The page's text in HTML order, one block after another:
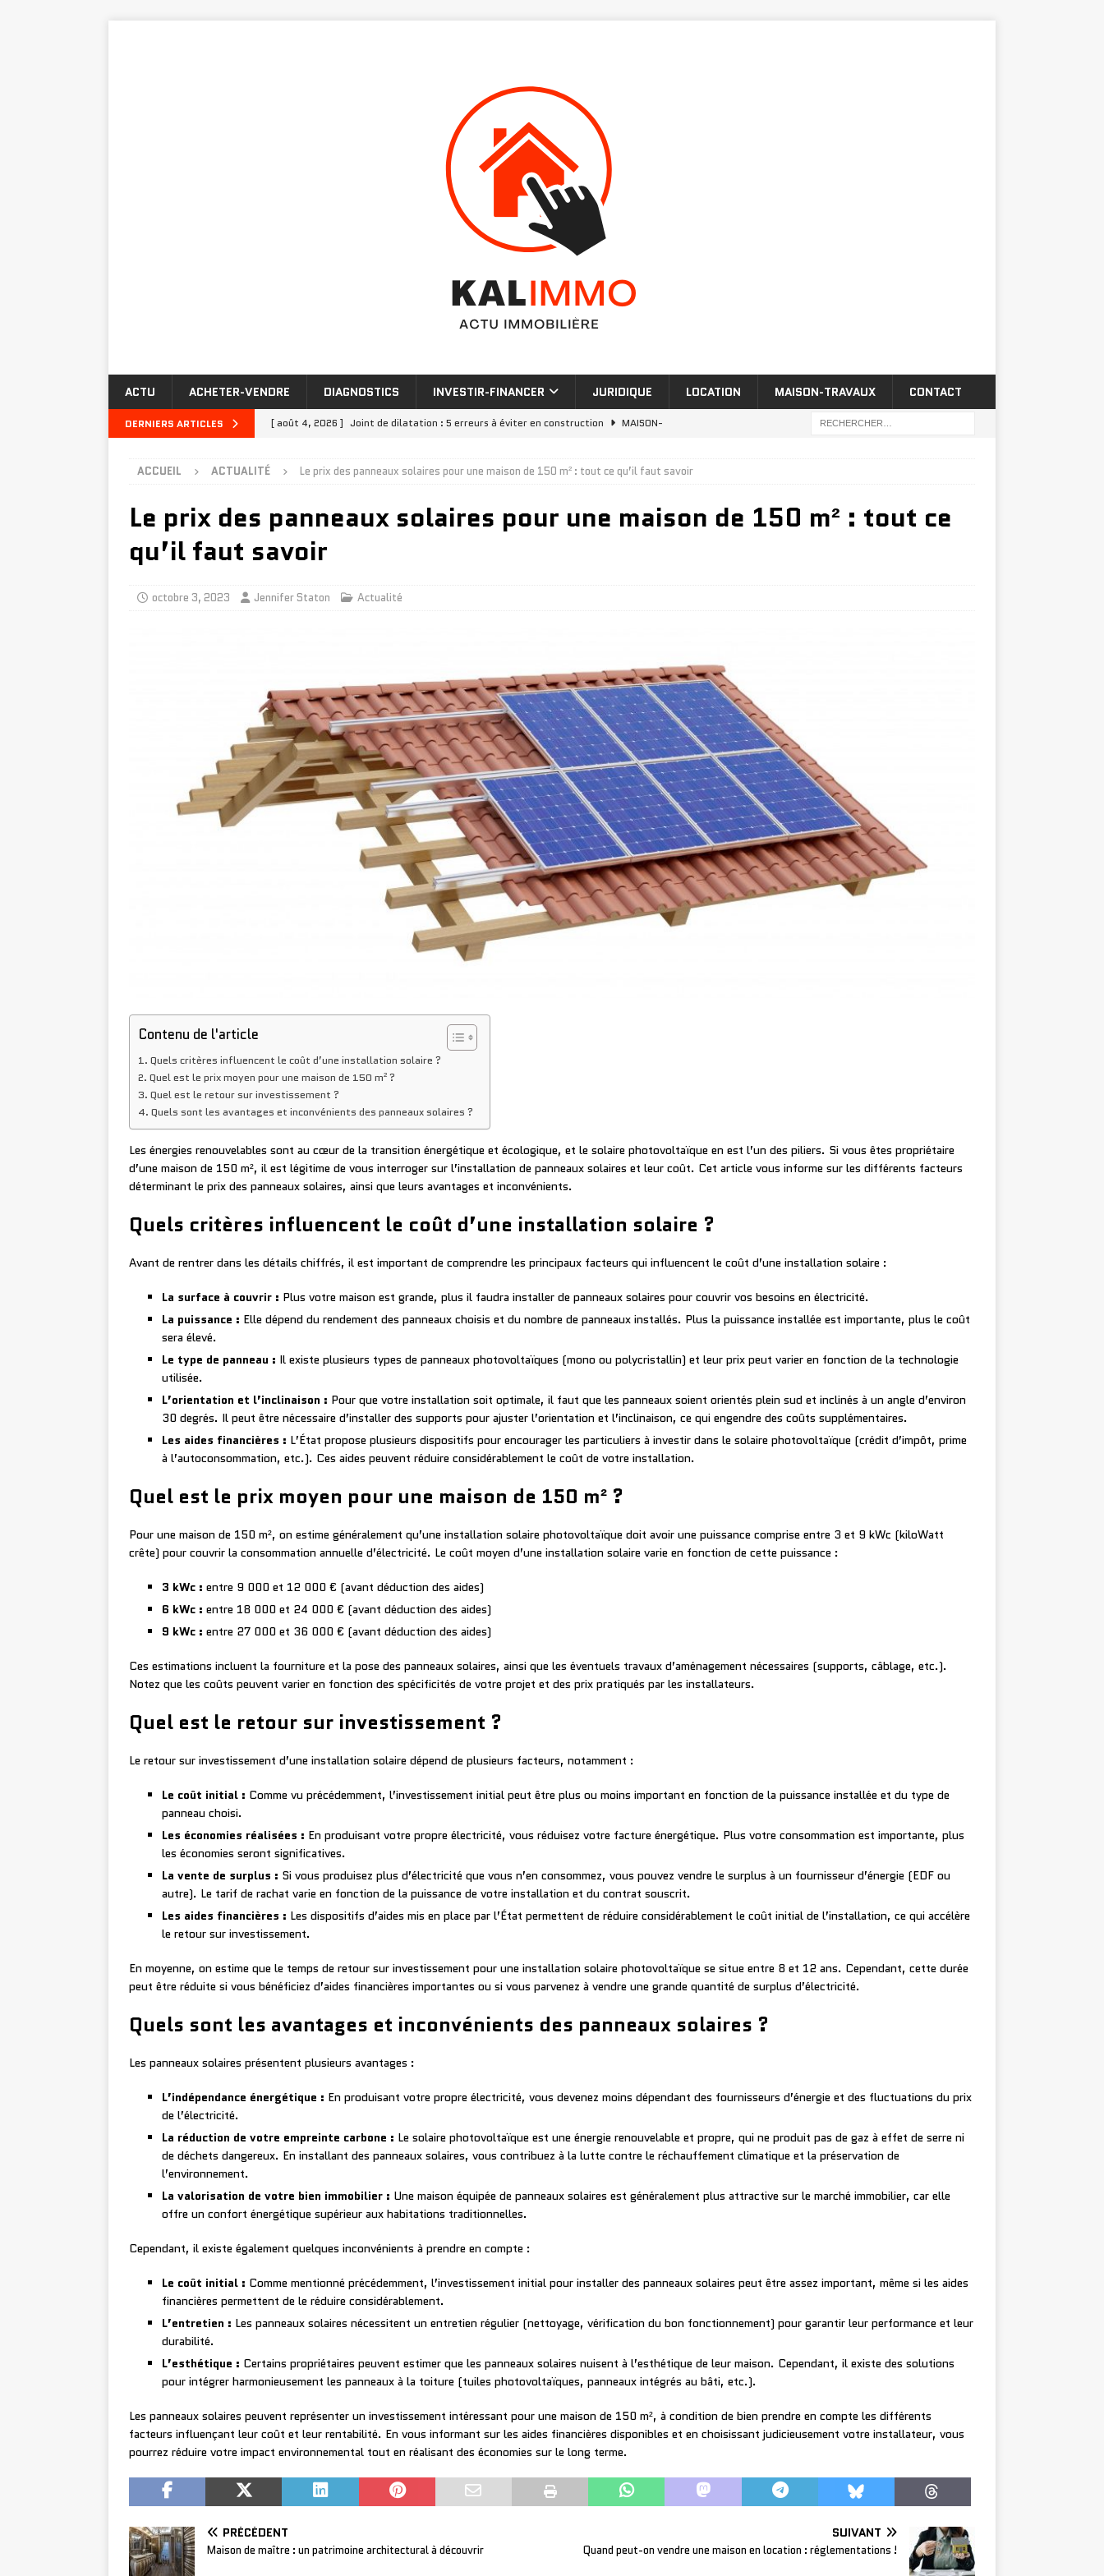
ACTU ACHETER-VENDRE DIAGNOSTICS INVESTIR-FINANCER JURIDIQUE LOCATION MAISON-TRAVAUX CONTACT
DERNIERS ARTICLES [ août 4, 2026 ] Joint de dilatation : 5 erreurs à éviter en construction
MAISON-
[ juillet 31, 2026 ] Peut-on installer cheminée en appartement
MAISON-TRAVAUX
Quelle aide isolation extérieur pour vos travaux de rénovation
MAISON-TRAVAUX
[ juillet 23, 2026 ]
INVESTIR-FINANCER
ACCUEIL ACTUALITÉ Le prix des panneaux solaires pour une maison de 150 m² : tout ce qu’il faut savoir
Le prix des panneaux solaires pour une maison de 150 m² : tout ce
qu’il faut savoir
octobre 3, 2023 Jennifer Staton Actualité
Contenu de l'article
Quels critères influencent le coût d’une installation solaire ?
Quel est le prix moyen pour une maison de 150 m² ?
Quel est le retour sur investissement ?
Quels sont les avantages et inconvénients des panneaux solaires ?
Les énergies renouvelables sont au cœur de la transition énergétique et écologique, et le solaire photovoltaïque en est l’un des piliers. Si vous êtes propriétaire
d’une maison de 150 m², il est légitime de vous interroger sur l’installation de panneaux solaires et leur coût. Cet article vous informe sur les différents facteurs
déterminant le prix des panneaux solaires, ainsi que leurs avantages et inconvénients.
Quels critères influencent le coût d’une installation solaire ?
Avant de rentrer dans les détails chiffrés, il est important de comprendre les principaux facteurs qui influencent le coût d’une installation solaire :
La surface à couvrir : Plus votre maison est grande, plus il faudra installer de panneaux solaires pour couvrir vos besoins en électricité.
La puissance : Elle dépend du rendement des panneaux choisis et du nombre de panneaux installés. Plus la puissance installée est importante, plus le coût
sera élevé.
Le type de panneau : Il existe plusieurs types de panneaux photovoltaïques (mono ou polycristallin) et leur prix peut varier en fonction de la technologie
utilisée.
L’orientation et l’inclinaison : Pour que votre installation soit optimale, il faut que les panneaux soient orientés plein sud et inclinés à un angle d’environ
30 degrés. Il peut être nécessaire d’installer des supports pour ajuster l’orientation et l’inclinaison, ce qui engendre des coûts supplémentaires.
Les aides financières : L’État propose plusieurs dispositifs pour encourager les particuliers à investir dans le solaire photovoltaïque (crédit d’impôt, prime
à l’autoconsommation, etc.). Ces aides peuvent réduire considérablement le coût de votre installation.
Quel est le prix moyen pour une maison de 150 m² ?
Pour une maison de 150 m², on estime généralement qu’une installation solaire photovoltaïque doit avoir une puissance comprise entre 3 et 9 kWc (kiloWatt
crête) pour couvrir la consommation annuelle d’électricité. Le coût moyen d’une installation solaire varie en fonction de cette puissance :
3 kWc : entre 9 000 et 12 000 € (avant déduction des aides)
6 kWc : entre 18 000 et 24 000 € (avant déduction des aides)
9 kWc : entre 27 000 et 36 000 € (avant déduction des aides)
Ces estimations incluent la fourniture et la pose des panneaux solaires, ainsi que les éventuels travaux d’aménagement nécessaires (supports, câblage, etc.).
Notez que les coûts peuvent varier en fonction des spécificités de votre projet et des prix pratiqués par les installateurs.
Quel est le retour sur investissement ?
Le retour sur investissement d’une installation solaire dépend de plusieurs facteurs, notamment :
Le coût initial : Comme vu précédemment, l’investissement initial peut être plus ou moins important en fonction de la puissance installée et du type de
panneau choisi.
Les économies réalisées : En produisant votre propre électricité, vous réduisez votre facture énergétique. Plus votre consommation est importante, plus
les économies seront significatives.
La vente de surplus : Si vous produisez plus d’électricité que vous n’en consommez, vous pouvez vendre le surplus à un fournisseur d’énergie (EDF ou
autre). Le tarif de rachat varie en fonction de la puissance de votre installation et du contrat souscrit.
Les aides financières : Les dispositifs d’aides mis en place par l’État permettent de réduire considérablement le coût initial de l’installation, ce qui accélère
le retour sur investissement.
En moyenne, on estime que le temps de retour sur investissement pour une installation solaire photovoltaïque se situe entre 8 et 12 ans. Cependant, cette durée
peut être réduite si vous bénéficiez d’aides financières importantes ou si vous parvenez à vendre une grande quantité de surplus d’électricité.
Quels sont les avantages et inconvénients des panneaux solaires ?
Les panneaux solaires présentent plusieurs avantages :
L’indépendance énergétique : En produisant votre propre électricité, vous devenez moins dépendant des fournisseurs d’énergie et des fluctuations du prix
de l’électricité.
La réduction de votre empreinte carbone : Le solaire photovoltaïque est une énergie renouvelable et propre, qui ne produit pas de gaz à effet de serre ni
de déchets dangereux. En installant des panneaux solaires, vous contribuez à la lutte contre le réchauffement climatique et la préservation de
l’environnement.
La valorisation de votre bien immobilier : Une maison équipée de panneaux solaires est généralement plus attractive sur le marché immobilier, car elle
offre un confort énergétique supérieur aux habitations traditionnelles.
Cependant, il existe également quelques inconvénients à prendre en compte :
Le coût initial : Comme mentionné précédemment, l’investissement initial pour installer des panneaux solaires peut être assez important, même si les aides
financières permettent de le réduire considérablement.
L’entretien : Les panneaux solaires nécessitent un entretien régulier (nettoyage, vérification du bon fonctionnement) pour garantir leur performance et leur
durabilité.
L’esthétique : Certains propriétaires peuvent estimer que les panneaux solaires nuisent à l’esthétique de leur maison. Cependant, il existe des solutions
pour intégrer harmonieusement les panneaux à la toiture (tuiles photovoltaïques, panneaux intégrés au bâti, etc.).
Les panneaux solaires peuvent représenter un investissement intéressant pour une maison de 150 m², à condition de bien prendre en compte les différents
facteurs influençant leur coût et leur rentabilité. En vous informant sur les aides financières disponibles et en choisissant judicieusement votre installateur, vous
pourrez réduire votre impact environnemental tout en réalisant des économies sur le long terme.
PRÉCÉDENT
Maison de maître : un patrimoine architectural à découvrir
SUIVANT
Quand peut-on vendre une maison en location : réglementations !